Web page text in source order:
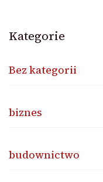
Kategorie
Bez kategorii
biznes
budownictwo